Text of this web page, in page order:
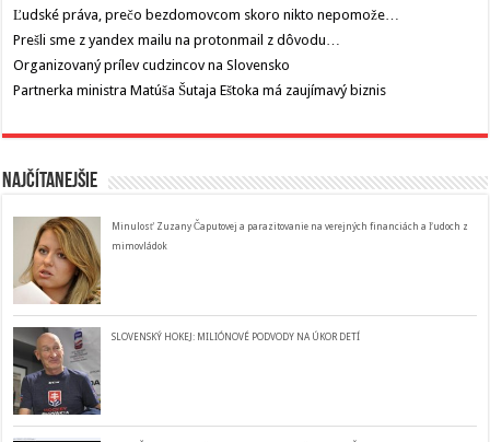
Ľudské práva, prečo bezdomovcom skoro nikto nepomože…
Prešli sme z yandex mailu na protonmail z dôvodu…
Organizovaný prílev cudzincov na Slovensko
Partnerka ministra Matúša Šutaja Eštoka má zaujímavý biznis
Najčítanejšie
Minulosť Zuzany Čaputovej a parazitovanie na verejných financiách a ľudoch z
mimovládok
SLOVENSKÝ HOKEJ: MILIÓNOVÉ PODVODY NA ÚKOR DETÍ